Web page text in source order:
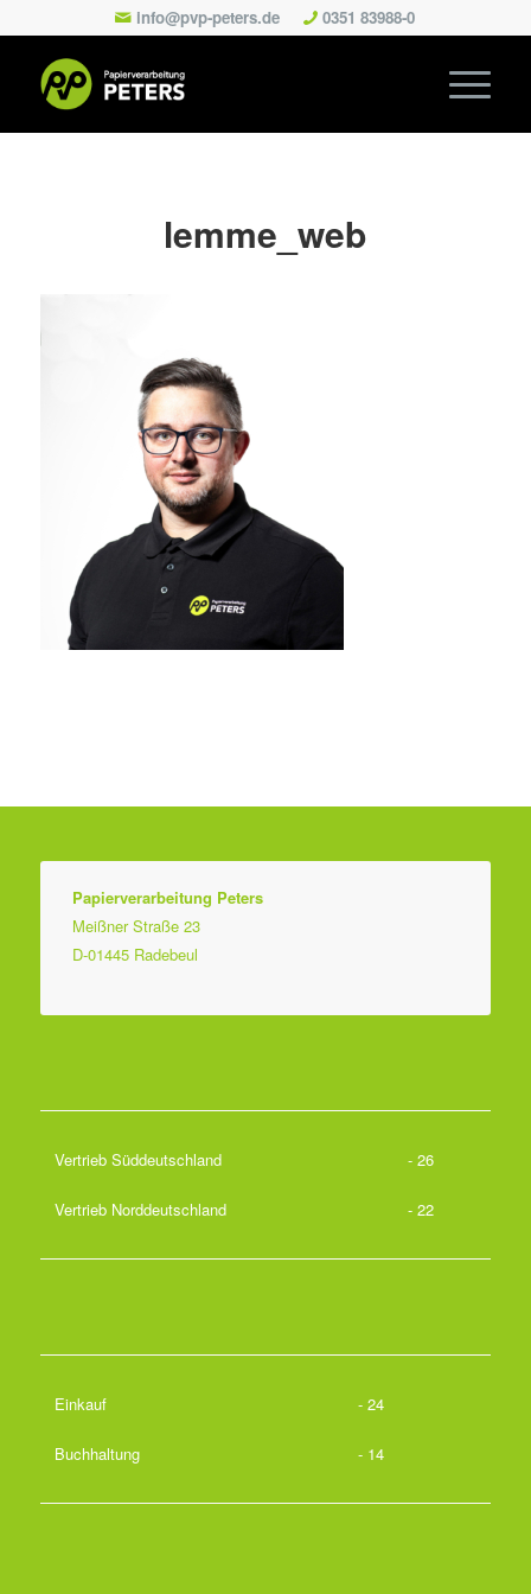
info@pvp-peters.de 0351 83988-0
lemme_web
Papierverarbeitung Peters
Meißner Straße 23
D-01445 Radebeul
Vertrieb Süddeutschland - 26
Vertrieb Norddeutschland - 22
Einkauf - 24
Buchhaltung - 14